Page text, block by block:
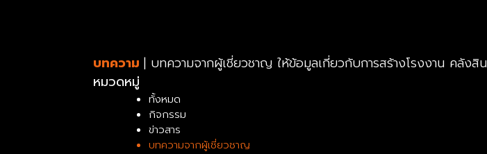
บทความ| บทความจากผู้เชี่ยวชาญ ให้ข้อมูลเกี่ยวกับการสร้างโรงงาน คลัง
หมวดหมู่
ทั้งหมด
กิจกรรม
ข่าวสาร
บทความจากผู้เชี่ยวชาญ